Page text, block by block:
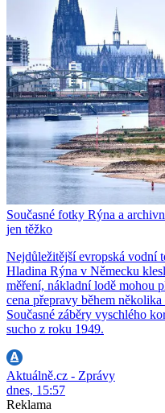
Současné fotky Rýna a
jen těžko
Nejdůležitější evropská vodní
Hladina Rýna v Německu
měření, nákladní lodě mohou
cena přepravy během
Současné záběry vyschlého
sucho z roku 1949.
Aktuálně.cz - Zprávy
dnes, 15:57
Reklama